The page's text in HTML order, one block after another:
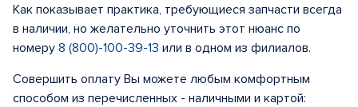
Как показывает практика, требующиеся запчасти всегда
в наличии, но желательно уточнить этот нюанс по
номеру 8 (800)-100-39-13 или в одном из филиалов.
Совершить оплату Вы можете любым комфортным
способом из перечисленных - наличными и картой: